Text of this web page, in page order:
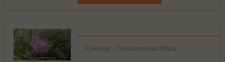
Kalketrip - Centaurea calcitrapa